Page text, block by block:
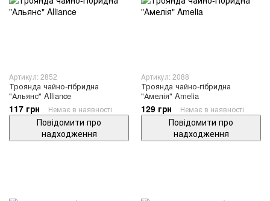
Артикул: 2852
Троянда чайно-гібридна
"Альянс" Alliance
117 грн Немає в наявності
Повідомити про
надходження
Артикул: 2088
Троянда чайно-гібридна
"Амелія" Amelia
129 грн Немає в наявності
Повідомити про
надходження